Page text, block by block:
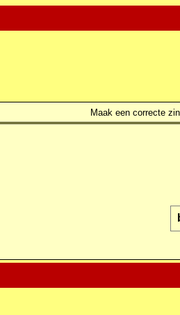
Maak een correcte